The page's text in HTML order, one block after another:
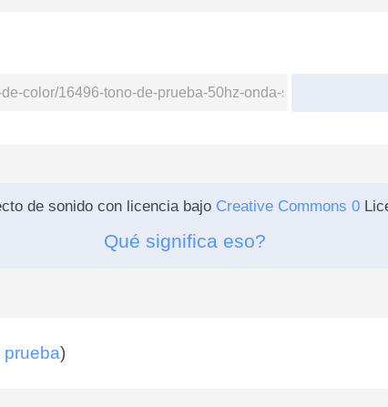
de sonido con licencia bajo Creative Commons 0
Qué significa eso?
prueba)